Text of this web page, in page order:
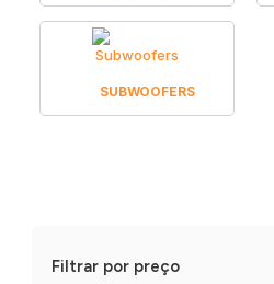
Filtrar por preço
SUBWOOFERS